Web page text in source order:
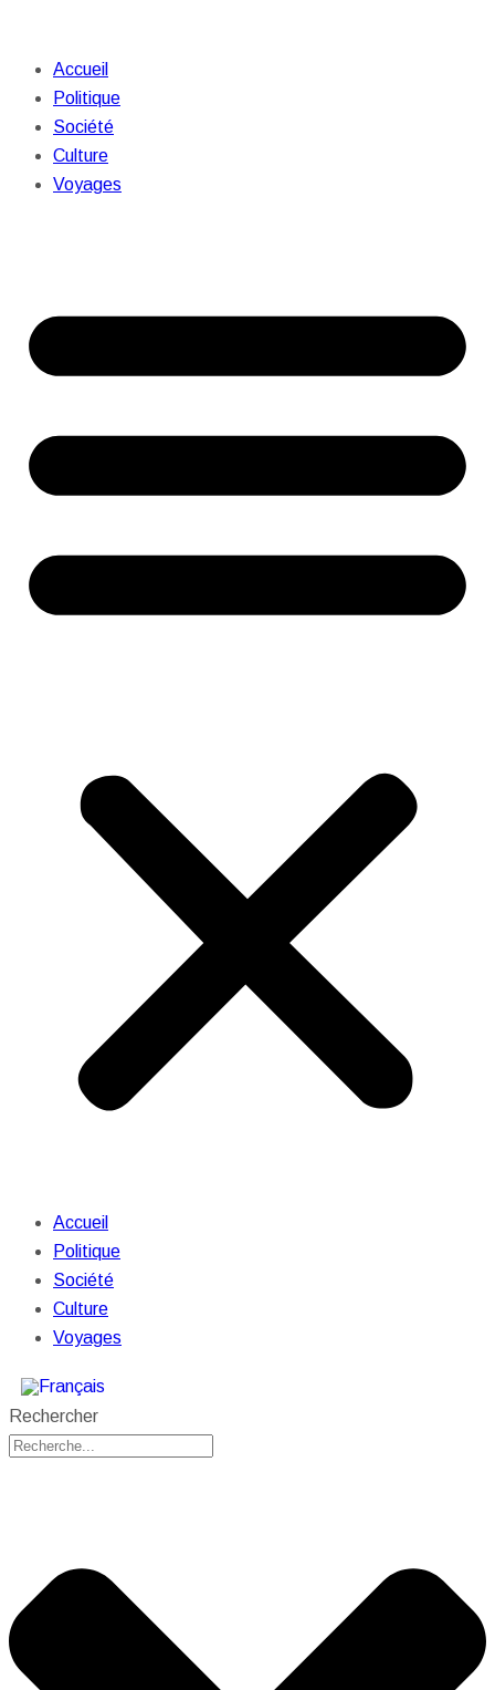
Accueil
Politique
Société
Culture
Voyages
Accueil
Politique
Société
Culture
Voyages
Rechercher